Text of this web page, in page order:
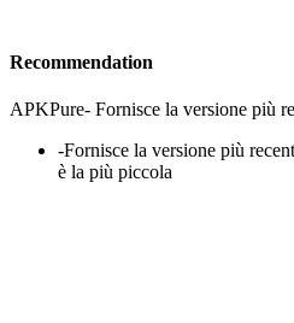
Recommendation
APKPure- Fornisce la versione più
-Fornisce la versione più
è la più piccola